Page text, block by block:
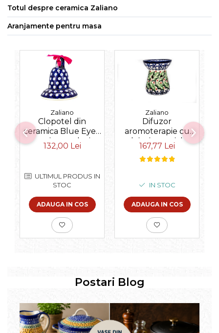
Totul despre ceramica Zaliano
Aranjamente pentru masa
Zaliano
Clopotel din
ceramica Blue Eyes,
ceramica smaltuita,
pictata manual, 11,4
132,00 Lei
ULTIMUL PRODUS IN
STOC
ADAUGA IN COS
Zaliano
Difuzor
aromoterapie cu
uleiuri esentiale,
Mistletoe, ceramica
smaltuita, pictata
167,77 Lei
IN STOC
ADAUGA IN COS
Postari Blog